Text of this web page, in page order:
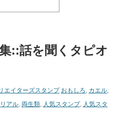
::話を聞くタピオ
エイターズスタンプ おもしろ, カエル,
リアル, 両生類, 人気スタンプ, 人気スタ